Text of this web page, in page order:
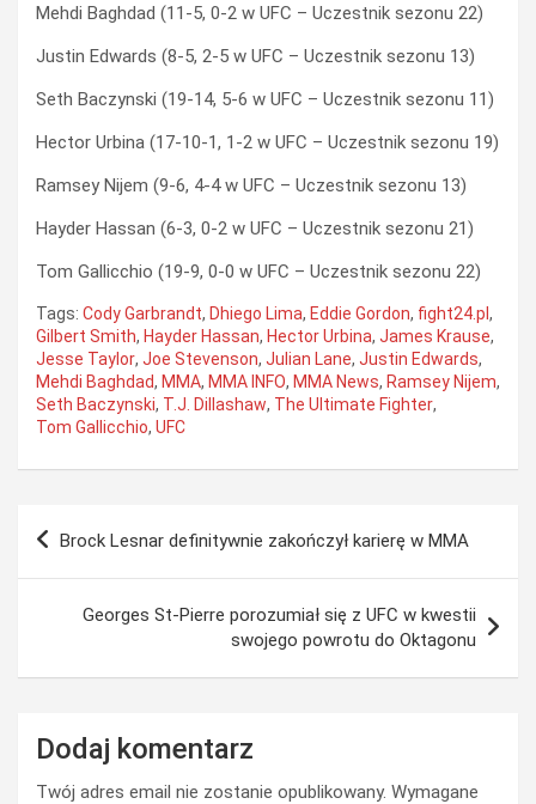
Mehdi Baghdad (11-5, 0-2 w UFC – Uczestnik sezonu 22)
Justin Edwards (8-5, 2-5 w UFC – Uczestnik sezonu 13)
Seth Baczynski (19-14, 5-6 w UFC – Uczestnik sezonu 11)
Hector Urbina (17-10-1, 1-2 w UFC – Uczestnik sezonu 19)
Ramsey Nijem (9-6, 4-4 w UFC – Uczestnik sezonu 13)
Hayder Hassan (6-3, 0-2 w UFC – Uczestnik sezonu 21)
Tom Gallicchio (19-9, 0-0 w UFC – Uczestnik sezonu 22)
Tags: Cody Garbrandt, Dhiego Lima, Eddie Gordon, fight24.pl ,
Gilbert Smith, Hayder Hassan, Hector Urbina, James Krause,
Jesse Taylor, Joe Stevenson, Julian Lane, Justin Edwards,
Mehdi Baghdad, MMA, MMA INFO, MMA News, Ramsey Nijem,
Seth Baczynski, T.J. Dillashaw, The Ultimate Fighter,
Tom Gallicchio, UFC
Nawigacja
Brock Lesnar definitywnie zakończył karierę w MMA
Georges St-Pierre porozumiał się z UFC w kwestii
swojego powrotu do Oktagonu
Dodaj komentarz
Twój adres email nie zostanie opublikowany. Wymagane